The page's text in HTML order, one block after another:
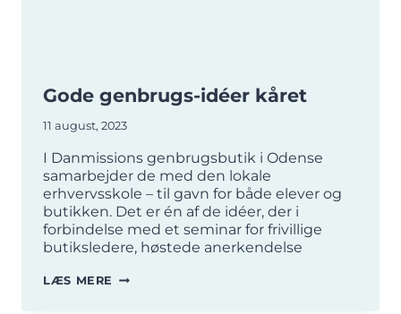
Gode genbrugs-idéer kåret
11 august, 2023
I Danmissions genbrugsbutik i Odense
samarbejder de med den lokale
erhvervsskole – til gavn for både elever og
butikken. Det er én af de idéer, der i
forbindelse med et seminar for frivillige
butiksledere, høstede anerkendelse
LÆS MERE GODE